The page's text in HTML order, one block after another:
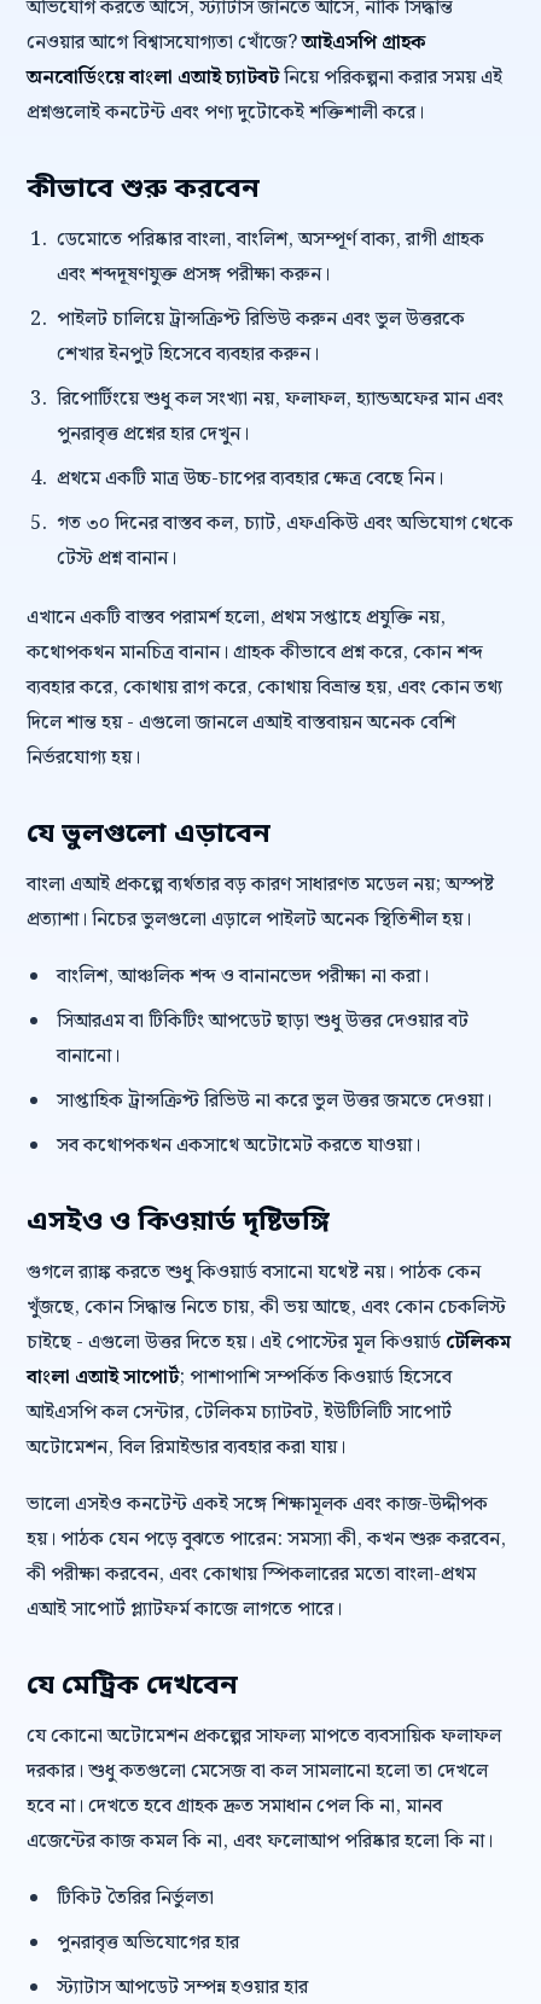
অভিযোগ করতে আসে, স্ট্যাটাস জানতে আসে, নাকি সিদ্ধান্ত
নেওয়ার আগে বিশ্বাসযোগ্যতা খোঁজে?আইএসপি গ্রাহক
অনবোর্ডিংয়ে বাংলা এআই চ্যাটবটনিয়ে পরিকল্পনা করার সময় এই
প্রশ্নগুলোই কনটেন্ট এবং পণ্য দুটোকেই শক্তিশালী করে।
কীভাবে শুরু করবেন
ডেমোতে পরিষ্কার বাংলা, বাংলিশ, অসম্পূর্ণ বাক্য, রাগী গ্রাহক
এবং শব্দদূষণযুক্ত প্রসঙ্গ পরীক্ষা করুন।
পাইলট চালিয়ে ট্রান্সক্রিপ্ট রিভিউ করুন এবং ভুল উত্তরকে
শেখার ইনপুট হিসেবে ব্যবহার করুন।
রিপোর্টিংয়ে শুধু কল সংখ্যা নয়, ফলাফল, হ্যান্ডঅফের মান এবং
পুনরাবৃত্ত প্রশ্নের হার দেখুন।
প্রথমে একটি মাত্র উচ্চ-চাপের ব্যবহার ক্ষেত্র বেছে নিন।
গত ৩০ দিনের বাস্তব কল, চ্যাট, এফএকিউ এবং অভিযোগ থেকে
টেস্ট প্রশ্ন বানান।
এখানে একটি বাস্তব পরামর্শ হলো, প্রথম সপ্তাহে প্রযুক্তি নয়,
কথোপকথন মানচিত্র বানান। গ্রাহক কীভাবে প্রশ্ন করে, কোন শব্দ
ব্যবহার করে, কোথায় রাগ করে, কোথায় বিভ্রান্ত হয়, এবং কোন তথ্য
দিলে শান্ত হয় - এগুলো জানলে এআই বাস্তবায়ন অনেক বেশি
নির্ভরযোগ্য হয়।
যে ভুলগুলো এড়াবেন
বাংলা এআই প্রকল্পে ব্যর্থতার বড় কারণ সাধারণত মডেল নয়; অস্পষ্ট
প্রত্যাশা। নিচের ভুলগুলো এড়ালে পাইলট অনেক স্থিতিশীল হয়।
বাংলিশ, আঞ্চলিক শব্দ ও বানানভেদ পরীক্ষা না করা।
সিআরএম বা টিকিটিং আপডেট ছাড়া শুধু উত্তর দেওয়ার বট
বানানো।
সাপ্তাহিক ট্রান্সক্রিপ্ট রিভিউ না করে ভুল উত্তর জমতে দেওয়া।
সব কথোপকথন একসাথে অটোমেট করতে যাওয়া।
এসইও ও কিওয়ার্ড দৃষ্টিভঙ্গি
গুগলে র‍্যাঙ্ক করতে শুধু কিওয়ার্ড বসানো যথেষ্ট নয়। পাঠক কেন
খুঁজছে, কোন সিদ্ধান্ত নিতে চায়, কী ভয় আছে, এবং কোন চেকলিস্ট
চাইছে - এগুলো উত্তর দিতে হয়। এই পোস্টের মূল কিওয়ার্ড টেলিকম
বাংলা এআই সাপোর্ট; পাশাপাশি সম্পর্কিত কিওয়ার্ড হিসেবে
আইএসপি কল সেন্টার, টেলিকম চ্যাটবট, ইউটিলিটি সাপোর্ট
অটোমেশন, বিল রিমাইন্ডার ব্যবহার করা যায়।
ভালো এসইও কনটেন্ট একই সঙ্গে শিক্ষামূলক এবং কাজ-উদ্দীপক
হয়। পাঠক যেন পড়ে বুঝতে পারেন: সমস্যা কী, কখন শুরু করবেন,
কী পরীক্ষা করবেন, এবং কোথায় স্পিকলারের মতো বাংলা-প্রথম
এআই সাপোর্ট প্ল্যাটফর্ম কাজে লাগতে পারে।
যে মেট্রিক দেখবেন
যে কোনো অটোমেশন প্রকল্পের সাফল্য মাপতে ব্যবসায়িক ফলাফল
দরকার। শুধু কতগুলো মেসেজ বা কল সামলানো হলো তা দেখলে
হবে না। দেখতে হবে গ্রাহক দ্রুত সমাধান পেল কি না, মানব
এজেন্টের কাজ কমল কি না, এবং ফলোআপ পরিষ্কার হলো কি না।
টিকিট তৈরির নির্ভুলতা
পুনরাবৃত্ত অভিযোগের হার
স্ট্যাটাস আপডেট সম্পন্ন হওয়ার হার